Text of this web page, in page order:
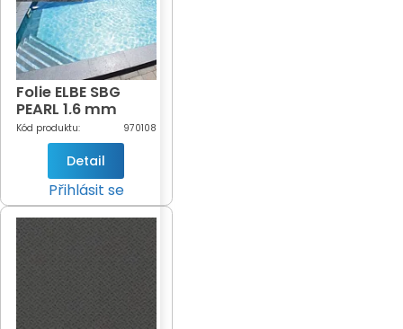
Folie ELBE SBG
PEARL 1,6 mm
Black Pearl
(černá perla -
920/21)
Kód produktu: 970108
Detail
Přihlásit se